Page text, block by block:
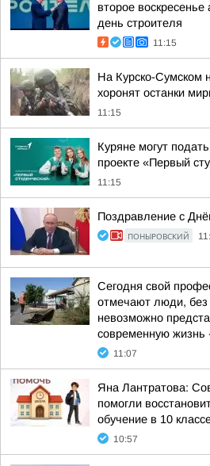
второе
день строителя
11:15
На Курско-Сумском
хоронят останки
11:15
Куряне могут
проекте «Первый
11:15
Поздравление с
ПОНЫРОВСКИЙ
Сегодня свой
отмечают люди, без
невозможно
современную жизнь
11:07
Яна Лантратова:
помогли
обучение в 10
10:57